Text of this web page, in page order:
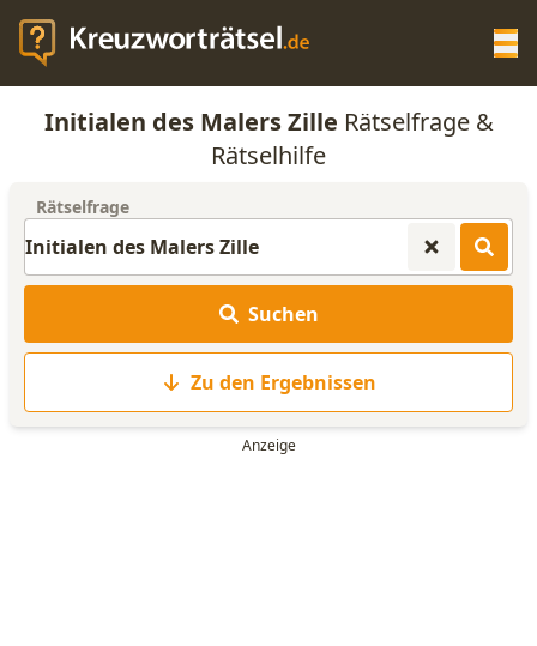
KREUZWORTRÄTSEL-HILFE
ANAGRAMM-GENERATOR
WORTLISTE
Initialen des Malers Zille Rätselfrage &
Rätselhilfe
Rätselfrage
Suchen
Zu den Ergebnissen